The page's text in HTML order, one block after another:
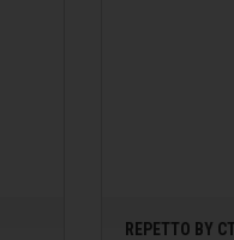
REPETTO BY